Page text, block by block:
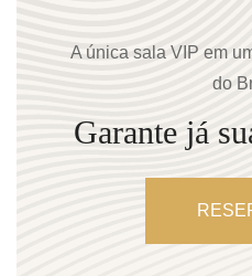
A única sala VIP em
do
Garante já